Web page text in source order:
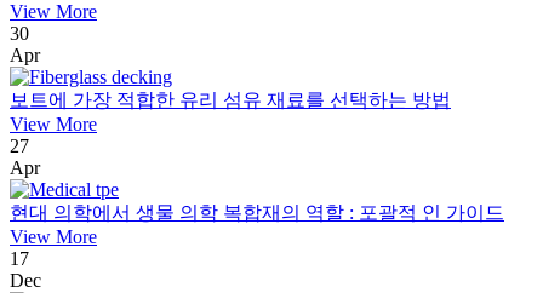
View More
30
Apr
보트에 가장 적합한 유리 섬유 재료를 선택하는 방법
View More
27
Apr
현대 의학에서 생물 의학 복합재의 역할 : 포괄적 인 가이드
View More
17
Dec